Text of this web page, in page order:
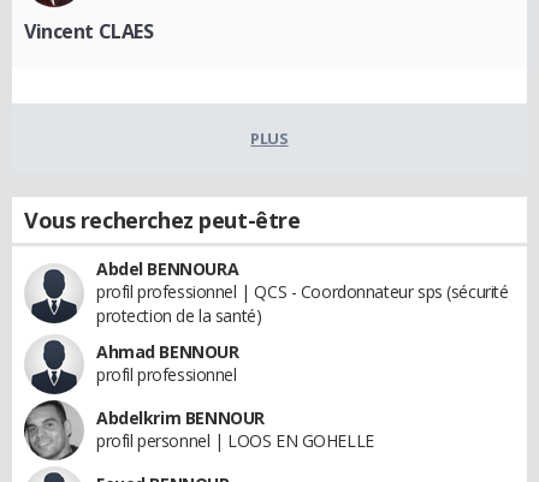
Vincent CLAES
PLUS
Vous recherchez peut-être
Abdel BENNOURA
profil professionnel | QCS - Coordonnateur sps (sécurité
protection de la santé)
Ahmad BENNOUR
profil professionnel
Abdelkrim BENNOUR
profil personnel | LOOS EN GOHELLE